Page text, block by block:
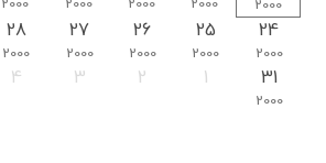
2000
2000
2000
2000
2000
24
2000
25
2000
26
2000
27
2000
28
2000
31
2000
1
2
3
4